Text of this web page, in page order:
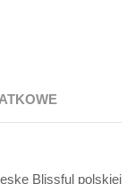
Blissful polskiej